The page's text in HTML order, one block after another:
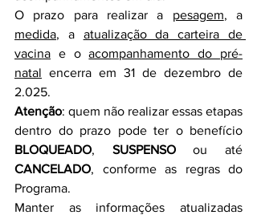
O prazo para realizar a pesagem
medida, a atualização da carteira de
vacina e o acompanhamento do pré-
natal encerra em 31 de dezembro de
2.025.
Atenção: quem não realizar essas etapas
BLOQUEADO, SUSPENSO
CANCELADO, conforme as regras do
Programa.
Manter as informações atualizadas